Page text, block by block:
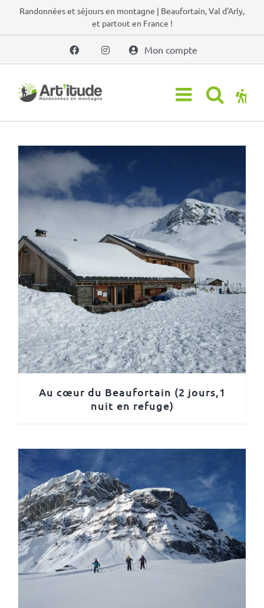
PasserRandonnées et séjours en montagne | Beaufortain, Val d'Arly,
et partout en France !
Mon compte
Au cœur du Beaufortain (2 jours,1
nuit en refuge)